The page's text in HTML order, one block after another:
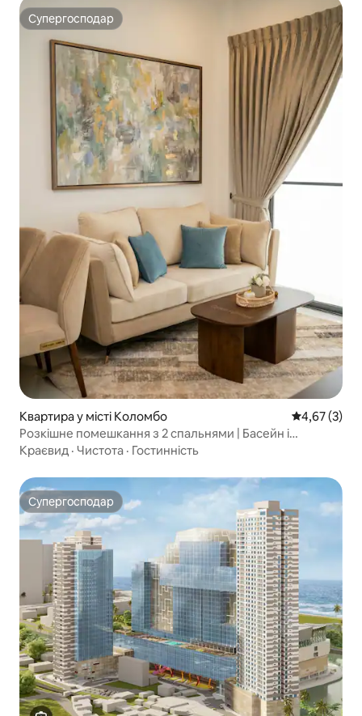
Супергосподар
Супергосподар
Квартира у місті Коломбо Середня
4,67 (3)
Розкішне помешкання з 2 спальнями | Басейн і
тренажерний зал | Центр Коломбо
Краєвид · Чистота · Гостинність
Супергосподар
Супергосподар